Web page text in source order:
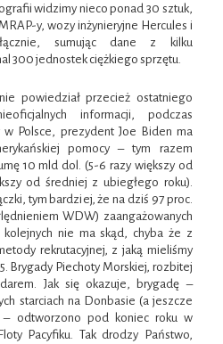
widzimy nieco ponad 30 sztuk,
y, wozy inżynieryjne Hercules i
sumując dane z kilku
300 jednostek ciężkiego sprzętu.
powiedział przecież ostatniego
informacji, podczas
w Polsce, prezydent Joe Biden ma
pomocy – tym razem
10 mld dol. (5-6 razy większy od
od średniej z ubiegłego roku).
tym bardziej, że na dziś 97 proc.
WDW) zaangażowanych
kolejnych nie ma skąd, chyba że z
rekrutacyjnej, z jaką mieliśmy
Brygady Piechoty Morskiej, rozbitej
Jak się okazuje, brygadę –
starciach na Donbasie (a jeszcze
odtworzono pod koniec roku w
Pacyfiku. Tak drodzy Państwo,